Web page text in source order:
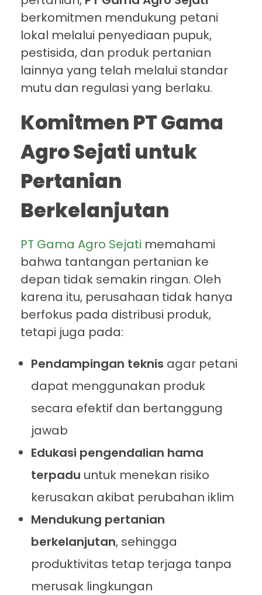
berkomitmen mendukung petani
lokal melalui penyediaan pupuk,
pestisida, dan produk pertanian
lainnya yang telah melalui standar
mutu dan regulasi yang berlaku.
Komitmen PT Gama
Agro Sejati untuk
Pertanian
Berkelanjutan
PT Gama Agro Sejati memahami
bahwa tantangan pertanian ke
depan tidak semakin ringan. Oleh
karena itu, perusahaan tidak hanya
berfokus pada distribusi produk,
tetapi juga pada:
Pendampingan teknis agar petani
dapat menggunakan produk
secara efektif dan bertanggung
jawab
Edukasi pengendalian hama
terpadu untuk menekan risiko
kerusakan akibat perubahan iklim
Mendukung pertanian
berkelanjutan, sehingga
produktivitas tetap terjaga tanpa
merusak lingkungan